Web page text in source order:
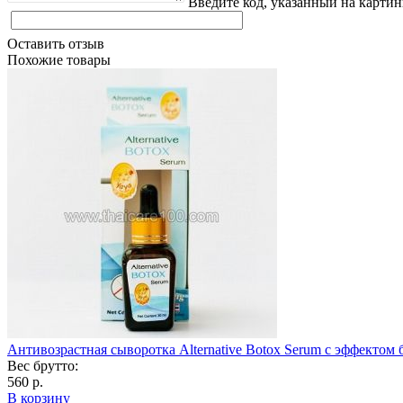
Оставить отзыв
Похожие товары
Антивозрастная сыворотка Alternative Botox Serum с эффектом
Вес брутто:
560 р.
В корзину